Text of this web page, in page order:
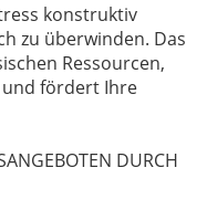
konstruktiv
zu überwinden. Das
Ressourcen,
und fördert Ihre
DURCH